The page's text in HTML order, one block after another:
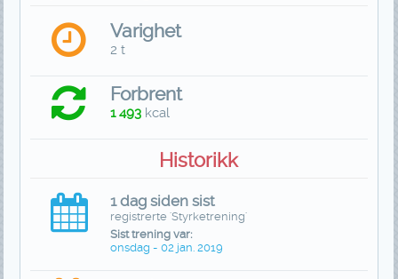
Varighet
2 t
Forbrent
1 493 kcal
Historikk
1 dag siden sist
registrerte 'Styrketrening'
Sist trening var:
onsdag - 02 jan. 2019